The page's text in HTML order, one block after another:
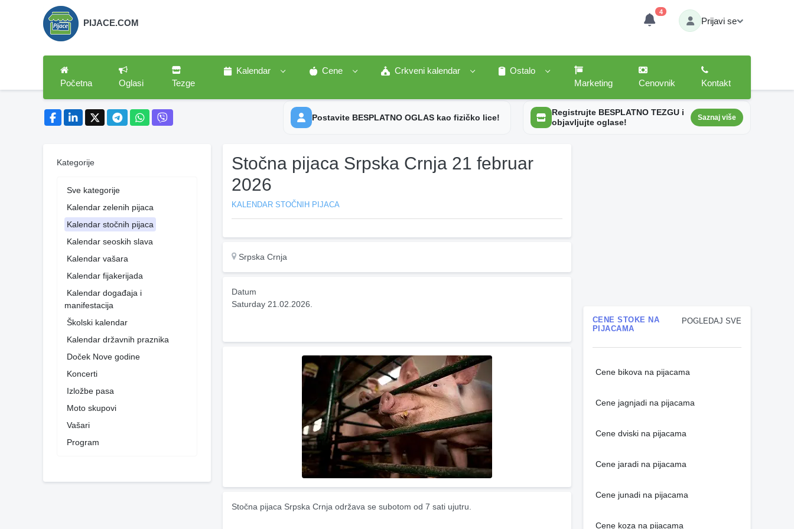
PIJACE.COM
4
Prijavi se
Početna Oglasi Tezge
Kalendar Cene Crkveni kalendar
Ostalo
Marketing
Cenovnik Kontakt
Postavite BESPLATNO OGLAS kao fizičko lice!
Registrujte BESPLATNO TEZGU i
objavljujte oglase!
Saznaj više
Kategorije
Sve kategorije
Kalendar zelenih pijaca
Kalendar stočnih pijaca
Kalendar seoskih slava
Kalendar vašara
Kalendar fijakerijada
Kalendar događaja i
manifestacija
Školski kalendar
Kalendar državnih praznika
Doček Nove godine
Koncerti
Izložbe pasa
Moto skupovi
Vašari
Program
Stočna pijaca Srpska Crnja 21 februar
2026
KALENDAR STOČNIH PIJACA
Srpska Crnja
Datum
Saturday 21.02.2026.
Stočna pijaca Srpska Crnja održava se subotom od 7 sati ujutru.
POGLEDAJ SVE
CENE STOKE NA
PIJACAMA
Cene bikova na pijacama
Cene jagnjadi na pijacama
Cene dviski na pijacama
Cene jaradi na pijacama
Cene junadi na pijacama
Cene koza na pijacama